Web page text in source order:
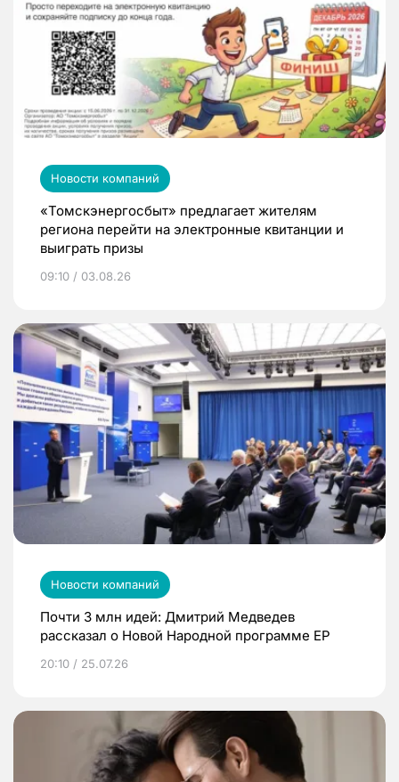
Новости компаний
«Томскэнергосбыт» предлагает жителям
региона перейти на электронные квитанции и
выиграть призы
09:10 / 03.08.26
Новости компаний
Почти 3 млн идей: Дмитрий Медведев
рассказал о Новой Народной программе ЕР
20:10 / 25.07.26